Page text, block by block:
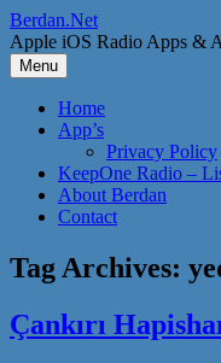
Skip
to
content
Berdan.Net
Apple iOS Radio Apps &
Menu
Home
App’s
Privacy Policy
KeepOne Radio –
About Berdan
Contact
Tag Archives:
Çankırı